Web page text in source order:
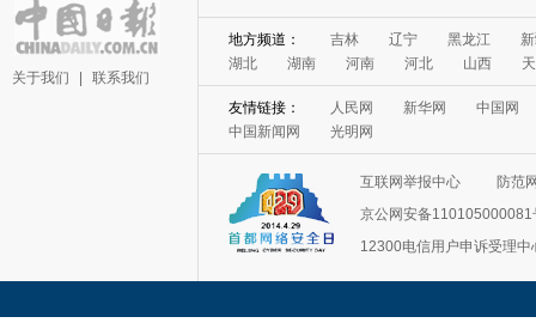
关于我们 联系我们
地方频道： 吉林 辽宁 黑龙江
湖北
湖南 河南 河北 山西
友情链接： 人民网 新华网
中国网
中国新闻网
光明网
互联网举报中心
防范
京公网安备110105000081
12300电信用户申诉受理中